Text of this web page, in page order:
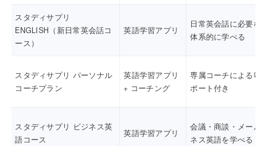
スタディサプリ
ENGLISH（新日常英会話コ
ース）
英語学習アプリ
日常英会話に必要な
体系的に学べる
スタディサプリ パーソナル
コーチプラン
英語学習アプリ
+ コーチング
専属コーチによる毎
ポート付き
スタディサプリ ビジネス英
語コース
英語学習アプリ
会議・商談・メール
ネス英語を学べる